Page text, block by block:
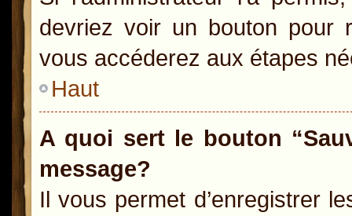
devriez voir un bouton pour
vous accéderez aux étapes
Haut
A quoi sert le bouton
message?
Il vous permet d’enregistrer